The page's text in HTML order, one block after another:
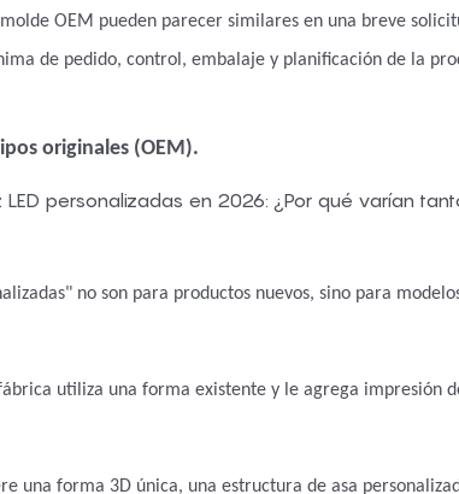
OEM pueden parecer similares en una breve
de pedido, control, embalaje y planificación de la
originales (OEM).
no son para productos nuevos, sino para
utiliza una forma existente y le agrega impresión
una forma 3D única, una estructura de asa